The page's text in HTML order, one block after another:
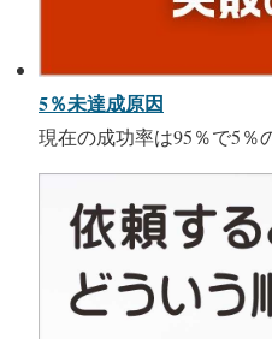
5％未達成原因
現在の成功率は95％で5％